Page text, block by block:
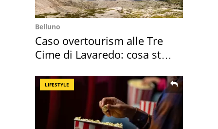
Belluno
Caso overtourism alle Tre
Cime di Lavaredo: cosa sta
LIFESTYLE